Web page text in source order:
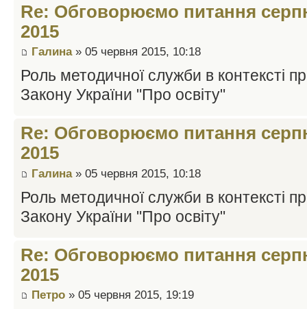
Re: Обговорюємо питання
2015
Галина» 05 червня 2015, 10:18
Роль методичної служби в контексті
Закону України "Про освіту"
Re: Обговорюємо питання
2015
Галина» 05 червня 2015, 10:18
Роль методичної служби в контексті
Закону України "Про освіту"
Re: Обговорюємо питання
2015
Петро » 05 червня 2015, 19:19